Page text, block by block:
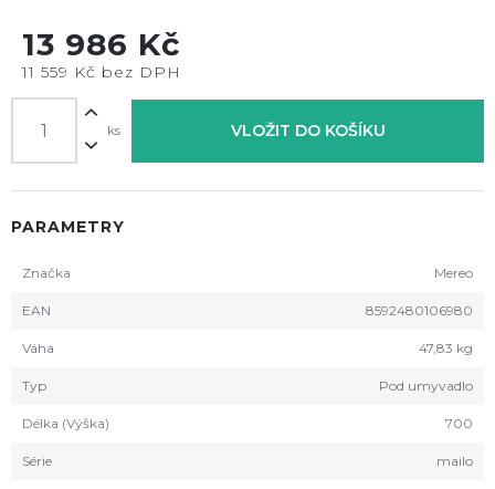
13 986 Kč
11 559 Kč bez DPH
ks VLOŽIT DO KOŠÍKU
PARAMETRY
Značka Mereo
EAN 8592480106980
Váha 47,83 kg
Typ Pod umyvadlo
Délka (Výška) 700
Série mailo